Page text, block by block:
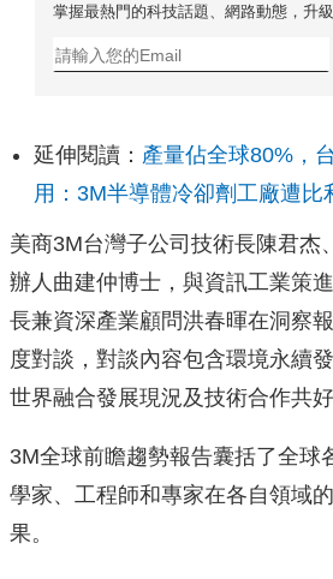
掌握最熱門的科技話題、網路動態，升
延伸閱讀： 產量佔全球80%，
用：3M半導體冷卻劑工廠遭比
美商3M台灣子公司技術長陳君杰
辦人曲建仲博士，與資訊工業策
長兼資深產業顧問洪春暉在洞察
度對談，對談內容包含環境永續
世界融合發展現況及技術合作共好
3M全球前瞻趨勢報告囊括了全球
學家、工程師和專家在各自領域
果。